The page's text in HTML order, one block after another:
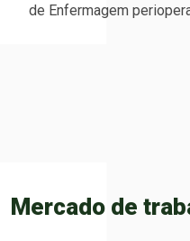
de Enfermagem
Mercado de